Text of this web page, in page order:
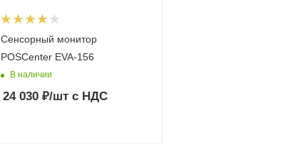
Сенсорный монитор
POSCenter EVA-156
В наличии
24 030₽/штс НДС